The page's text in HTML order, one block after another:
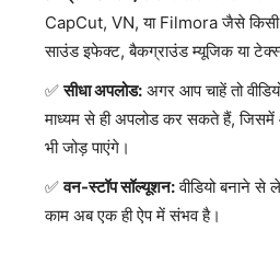
CapCut, VN, या Filmora जैसे किसी
साउंड इफेक्ट, बैकग्राउंड म्यूजिक या
सीधा अपलोड: अगर आप चाहें तो
माध्यम से ही अपलोड कर सकते हैं,
भी जोड़ पाएंगे।
वन-स्टॉप सॉल्यूशन:वीडियो बनाने से
काम अब एक ही ऐप में संभव है।